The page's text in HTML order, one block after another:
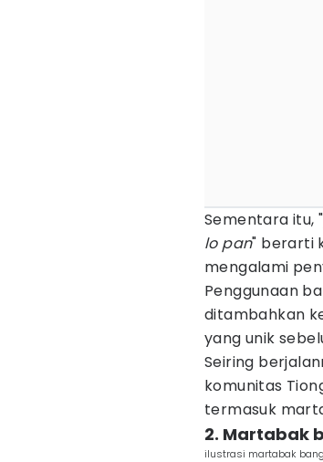
Sementara itu, "
lo pan" berarti
mengalami
Penggunaan
ditambahkan
yang unik
Seiring
komunitas
termasuk
2. Martabak
ilustrasi martabak